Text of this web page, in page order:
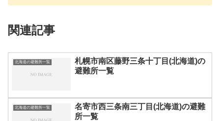
関連記事
北海道の避難所一覧
札幌市南区藤野三条十丁目(北海道)の
避難所一覧
北海道の避難所一覧
名寄市西三条南三丁目(北海道)の避難
所一覧